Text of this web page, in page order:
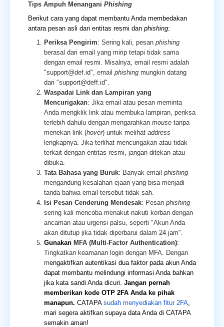
Tips Ampuh Menangani Phishing
Berikut cara yang dapat membantu Anda membedakan
antara pesan asli dari entitas resmi dan phishing:
Periksa Pengirim: Sering kali, pesan phishing
berasal dari email yang mirip tetapi tidak sama
dengan email resmi. Misalnya, email resmi adalah
"support@def.id", email phishing mungkin datang
dari "support@deff.id".
Waspadai Link dan Lampiran yang
Mencurigakan: Jika email atau pesan meminta
Anda mengklik link atau membuka lampiran, periksa
terlebih dahulu dengan mengarahkan mouse tanpa
menekan link (hover) untuk melihat address
lengkapnya. Jika terlihat mencurigakan atau tidak
terkait dengan entitas resmi, jangan ditekan atau
dibuka.
Tata Bahasa yang Buruk: Banyak email phishing
mengandung kesalahan ejaan yang bisa menjadi
tanda bahwa email tersebut tidak sah.
Isi Pesan Cenderung Mendesak: Pesan phishing
sering kali mencoba menakut-nakuti korban dengan
ancaman atau urgensi palsu, seperti "Akun Anda
akan ditutup jika tidak diperbarui dalam 24 jam".
Gunakan MFA (Multi-Factor Authentication):
Tingkatkan keamanan login dengan MFA. Dengan
mengaktifkan autentikasi dua faktor pada akun Anda
dapat membantu melindungi informasi Anda bahkan
jika kata sandi Anda dicuri. Jangan pernah
memberikan kode OTP 2FA Anda ke pihak
manapun. CATAPA sudah menyediakan fitur 2FA,
mari segera aktifkan supaya data Anda di CATAPA
semakin aman!